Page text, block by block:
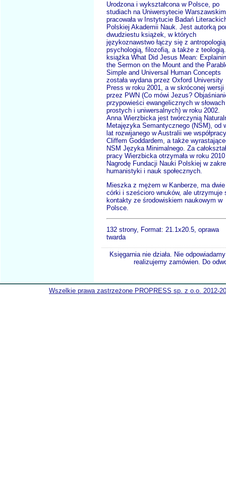
Urodzona i wykształcona w Polsce, po
studiach na Uniwersytecie Warszawskim
pracowała w Instytucie Badań
Polskiej Akademii Nauk. Jest autorką
dwudziestu książek, w których
językoznawstwo łączy się z
psychologią, filozofią, a także z
książka What Did Jesus Mean:
the Sermon on the Mount and the
Simple and Universal Human Concepts
została wydana przez Oxford University
Press w roku 2001, a w skróconej wersji
przez PWN (Co mówi Jezus?
przypowieści ewangelicznych w słowach
prostych i uniwersalnych) w roku 2002.
Anna Wierzbicka jest twórczynią
Metajęzyka Semantycznego (NSM), od
lat rozwijanego w Australii we
Cliffem Goddardem, a także
NSM Języka Minimalnego. Za
pracy Wierzbicka otrzymała w roku 2010
Nagrodę Fundacji Nauki Polskiej w
humanistyki i nauk społecznych.
Mieszka z mężem w Kanberze, ma dwie
córki i sześcioro wnuków, ale utrzymuje
kontakty ze środowiskiem naukowym w
Polsce.
132 strony, Format: 21.1x20.5, oprawa
twarda
Księgarnia nie działa. Nie
realizujemy zamówien. Do
Wszelkie prawa zastrzeżone PROPRESS sp. z o.o. 2012-